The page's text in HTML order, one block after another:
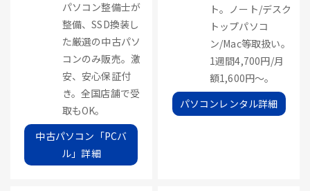
パソコン整備士が
整備、SSD換装し
た厳選の中古パソ
コンのみ販売。激
安、安心保証付
き。全国店舗で受
取もOK。
中古パソコン「PCバ
ル」詳細
ト。ノート/デスク
トップパソコ
ン/Mac等取扱い。
1週間4,700円/月
額1,600円～。
パソコンレンタル詳細